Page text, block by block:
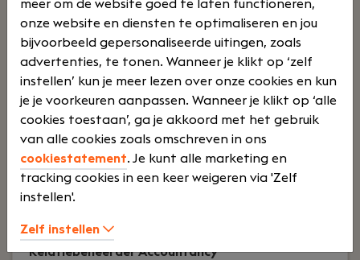
Jouw rol:Als QC Controller zorg jij ervoor dat
alleen producten die aan de gestelde
kwaliteitseisen voldoen, hun weg vervolgen naar
de volgende productiestap of naar de klant. Je
bent dagelijks actief op de werkvloer en voert
controles, inspecties en audits uit. Wanneer je een
afwijking constateert, kom je direct in actie: je
blokkeert het product, zet de juiste vervolgacties
uit en zorgt voor een goede registratie.Je komt
terecht in een internationale automotive
nauwkeurigheid centraal staan. Een mooie rol
voor een ervaren kwaliteitsprofessional die graag
Lees verder>
Relatiebeheerder Accountancy
meer om de website goed te laten functioneren,
onze website en diensten te optimaliseren en jou
bijvoorbeeld gepersonaliseerde uitingen, zoals
advertenties, te tonen. Wanneer je klikt op ‘zelf
instellen’ kun je meer lezen over onze cookies en kun
je je voorkeuren aanpassen. Wanneer je klikt op ‘alle
cookies toestaan’, ga je akkoord met het gebruik
van alle cookies zoals omschreven in ons
cookiestatement. Je kunt alle marketing en
tracking cookies in een keer weigeren via 'Zelf
instellen'.
Zelf instellen